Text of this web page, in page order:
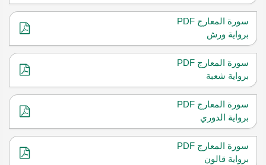
سورة المعارج PDF
برواية ورش
سورة المعارج PDF
برواية شعبة
سورة المعارج PDF
برواية الدوري
سورة المعارج PDF
برواية قالون